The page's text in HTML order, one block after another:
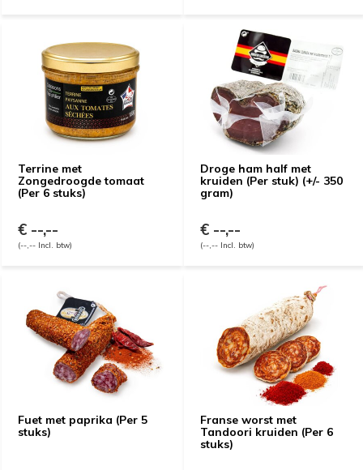
Terrine met
Zongedroogde tomaat
(Per 6 stuks)
€ --,--
(--,-- Incl. btw)
Droge ham half met
kruiden (Per stuk) (+/- 350
gram)
€ --,--
(--,-- Incl. btw)
Fuet met paprika (Per 5
stuks)
Franse worst met
Tandoori kruiden (Per 6
stuks)